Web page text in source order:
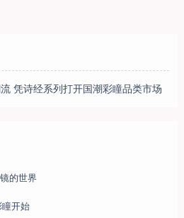
凭诗经系列打开国潮彩瞳品类市场
的世界
瞳开始